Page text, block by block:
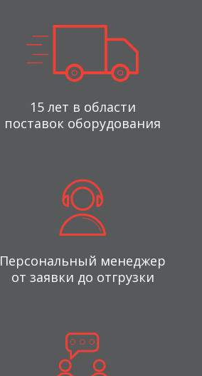
15 лет в области
поставок оборудования
Персональный менеджер
от заявки до отгрузки